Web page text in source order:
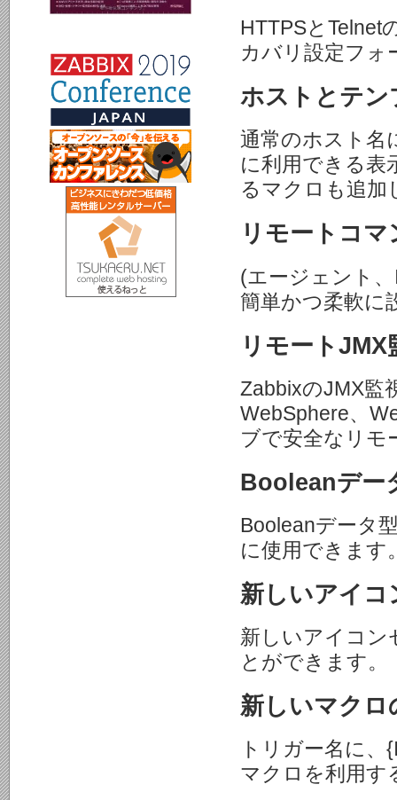
HTTPSと
カバリ設定フォ
ホストとテン
通常のホスト名
に利用できる表
るマクロも追加
リモートコ
(エージェント
簡単かつ柔軟に
リモートJMX
ZabbixのJMX監
WebSphere、
ブで安全なリモ
Booleanデー
Booleanデータ
に使用できます
新しいアイコ
新しいアイコン
とができます。
新しいマクロ
トリガー名に、
マクロを利用す